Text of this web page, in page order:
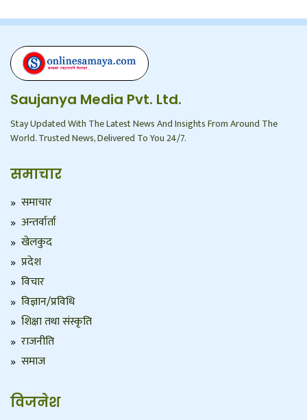
Saujanya Media Pvt. Ltd.
Stay Updated With The Latest News And Insights From Around The
World. Trusted News, Delivered To You 24/7.
समाचार
समाचार
अन्तर्वार्ता
खेलकुद
प्रदेश
विचार
विज्ञान/प्रविधि
शिक्षा तथा संस्कृति
राजनीति
समाज
विजनेश